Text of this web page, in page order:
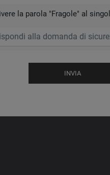
la parola "Fragole" al
INVIA